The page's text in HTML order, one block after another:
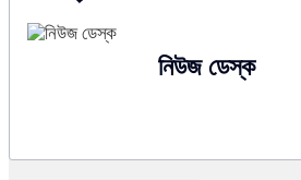
নিউজ ডেস্ক